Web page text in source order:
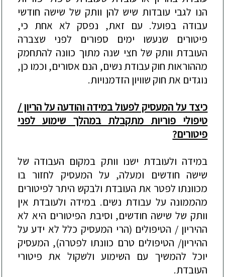
הנו לגבי עובדות שיש להן וותק של שישה חודשי
עבודה בפועל. עם זאת, נפסק לא אחת כי,
פיטורים שנעשו ימים ספורים לפני שצברה
העובדת וותק של חצי שנה מתוך כוונה להתחמק
מההוראות חוק עבודת נשים, הנם אסורים, וכמו כן,
נוגדים את חוק שוויון הזדמנויות.
כיצד על המעסיק לפעול במידה והודעה על הריון /
טיפולי פוריות מתקבלת במהלך שימוע לפני
פיטורים?
במידה ולעובדת ישנו וותק במקום העבודה של
שישה חודשים ומעלה, על המעסיק לחזור בו
מכוונתו לפטר את העובדת ולבקש היתר לפיטורים
מהממונה על עבודת נשים. במידה ולעובדת אין
וותק של שישה חודשים, וסיבת הפיטורים היא לא
ההיריון / הטיפולים (הרי המעסיק כלל לא ידע על
ההיריון/ הטיפולים טרם כוונתו לפטרה), המעסיק
יוכל להמשיך עם השימוע ולשקול את פיטורי
העובדת.